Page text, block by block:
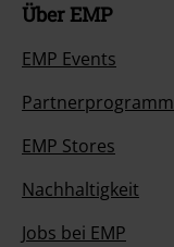
Über EMP
EMP Events
Partnerprogramm
EMP Stores
Nachhaltigkeit
Jobs bei EMP